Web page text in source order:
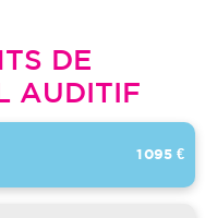
DE
AUDITIF
1 095 €